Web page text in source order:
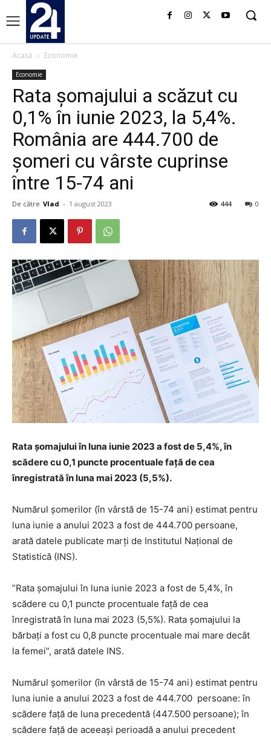
Acasă Economie
Economie
Rata şomajului a scăzut cu
0,1% în iunie 2023, la 5,4%.
România are 444.700 de
şomeri cu vârste cuprinse
între 15-74 ani
De către Vlad - 1 august 2023 0
444
Rata şomajului în luna iunie 2023 a fost de 5,4%, în
scădere cu 0,1 puncte procentuale faţă de cea
înregistrată în luna mai 2023 (5,5%).
Numărul şomerilor (în vârstă de 15-74 ani) estimat pentru
luna iunie a anului 2023 a fost de 444.700 persoane,
arată datele publicate marţi de Institutul Naţional de
Statistică (INS).
”Rata şomajului în luna iunie 2023 a fost de 5,4%, în
scădere cu 0,1 puncte procentuale faţă de cea
înregistrată în luna mai 2023 (5,5%). Rata şomajului la
bărbaţi a fost cu 0,8 puncte procentuale mai mare decât
la femei”, arată datele INS.
Numărul şomerilor (în vârstă de 15-74 ani) estimat pentru
luna iunie a anului 2023 a fost de 444.700 persoane: în
scădere faţă de luna precedentă (447.500 persoane); în
scădere faţă de aceeaşi perioadă a anului precedent